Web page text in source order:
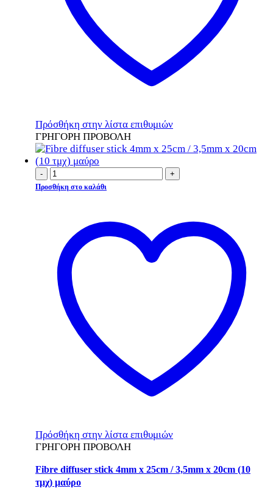
στη
σελίδα
προϊόντος
Πρόσθήκη στην λίστα επιθυμιών
ΓΡΗΓΟΡΗ ΠΡΟΒΟΛΗ
- +
Προσθήκη στο καλάθι
Πρόσθήκη στην λίστα επιθυμιών
ΓΡΗΓΟΡΗ ΠΡΟΒΟΛΗ
Fibre diffuser stick 4mm x 25cm / 3,5mm x 20cm (10
τμχ) μαύρο